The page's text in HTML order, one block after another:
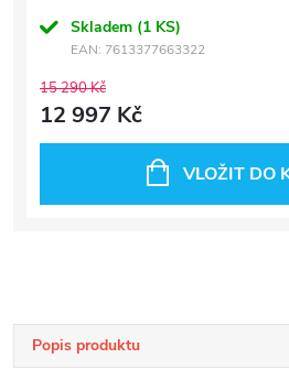
Skladem (1 KS)
EAN: 7613377663322
15 290 Kč
12 997 Kč
VLOŽIT DO
Popis produktu